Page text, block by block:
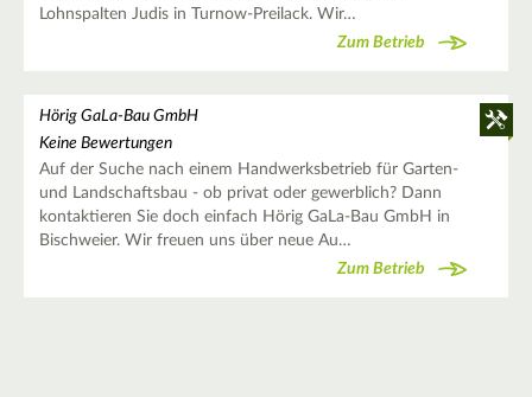
Lohnspalten Judis in Turnow-Preilack. Wir…
Zum Betrieb
Hörig GaLa-Bau GmbH
Keine Bewertungen
Auf der Suche nach einem Handwerksbetrieb für Garten-
und Landschaftsbau - ob privat oder gewerblich? Dann
kontaktieren Sie doch einfach Hörig GaLa-Bau GmbH in
Bischweier. Wir freuen uns über neue Au…
Zum Betrieb